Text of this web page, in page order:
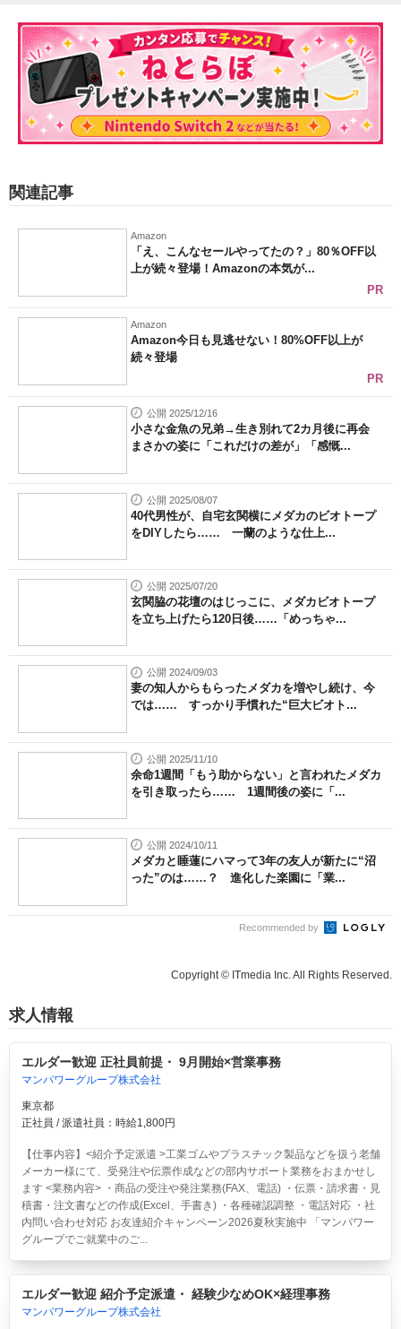
関連記事
Amazon
「え、こんなセールやってたの？」80％OFF以
上が続々登場！Amazonの本気が...
PR
Amazon
Amazon今日も見逃せない！80%OFF以上が
続々登場
PR
公開 2025/12/16
小さな金魚の兄弟→生き別れて2カ月後に再会
まさかの姿に「これだけの差が」「感慨...
公開 2025/08/07
40代男性が、自宅玄関横にメダカのビオトープ
をDIYしたら…… 一蘭のような仕上...
公開 2025/07/20
玄関脇の花壇のはじっこに、メダカビオトープ
を立ち上げたら120日後……「めっちゃ...
公開 2024/09/03
妻の知人からもらったメダカを増やし続け、今
では…… すっかり手慣れた“巨大ビオト...
公開 2025/11/10
余命1週間「もう助からない」と言われたメダカ
を引き取ったら…… 1週間後の姿に「...
公開 2024/10/11
メダカと睡蓮にハマって3年の友人が新たに“沼
った”のは……？ 進化した楽園に「業...
Recommended by
Copyright © ITmedia Inc. All Rights Reserved.
求人情報
エルダー歓迎 正社員前提・ 9月開始×営業事務
マンパワーグループ株式会社
東京都
正社員 / 派遣社員：時給1,800円
【仕事内容】<紹介予定派遣 >工業ゴムやプラスチック製品などを扱う老舗
メーカー様にて、受発注や伝票作成などの部内サポート業務をおまかせし
ます <業務内容> ・商品の受注や発注業務(FAX、電話) ・伝票・請求書・見
積書・注文書などの作成(Excel、手書き) ・各種確認調整 ・電話対応 ・社
内問い合わせ対応 お友達紹介キャンペーン2026夏秋実施中 「マンパワー
グループでご就業中のご...
エルダー歓迎 紹介予定派遣・ 経験少なめOK×経理事務
マンパワーグループ株式会社